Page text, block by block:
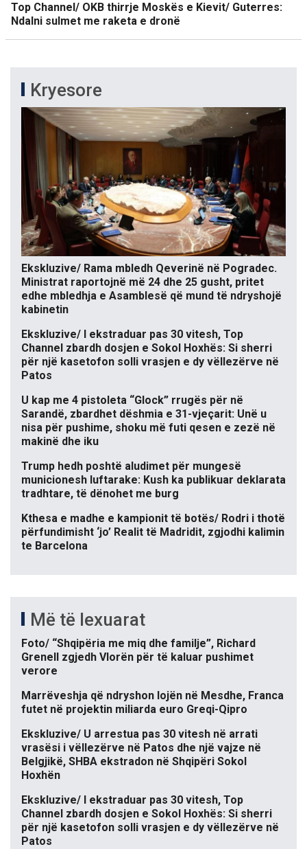
Top Channel/ OKB thirrje Moskës e Kievit/ Guterres:
Ndalni sulmet me raketa e dronë
Kryesore
Ekskluzive/ Rama mbledh Qeverinë në Pogradec.
Ministrat raportojnë më 24 dhe 25 gusht, pritet
edhe mbledhja e Asamblesë që mund të ndryshojë
kabinetin
Ekskluzive/ I ekstraduar pas 30 vitesh, Top
Channel zbardh dosjen e Sokol Hoxhës: Si sherri
për një kasetofon solli vrasjen e dy vëllezërve në
Patos
U kap me 4 pistoleta “Glock” rrugës për në
Sarandë, zbardhet dëshmia e 31-vjeçarit: Unë u
nisa për pushime, shoku më futi qesen e zezë në
makinë dhe iku
Trump hedh poshtë aludimet për mungesë
municionesh luftarake: Kush ka publikuar deklarata
tradhtare, të dënohet me burg
Kthesa e madhe e kampionit të botës/ Rodri i thotë
përfundimisht ‘jo’ Realit të Madridit, zgjodhi kalimin
te Barcelona
Më të lexuarat
Foto/ “Shqipëria me miq dhe familje”, Richard
Grenell zgjedh Vlorën për të kaluar pushimet
verore
Marrëveshja që ndryshon lojën në Mesdhe, Franca
futet në projektin miliarda euro Greqi-Qipro
Ekskluzive/ U arrestua pas 30 vitesh në arrati
vrasësi i vëllezërve në Patos dhe një vajze në
Belgjikë, SHBA ekstradon në Shqipëri Sokol
Hoxhën
Ekskluzive/ I ekstraduar pas 30 vitesh, Top
Channel zbardh dosjen e Sokol Hoxhës: Si sherri
për një kasetofon solli vrasjen e dy vëllezërve në
Patos